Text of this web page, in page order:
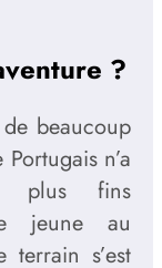
?
beaucoup
n’a
plus fins
jeune au
s’est